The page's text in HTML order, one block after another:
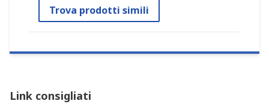
Trova prodotti simili
Link consigliati